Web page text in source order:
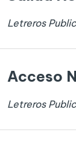
Letreros
Acceso
Letreros